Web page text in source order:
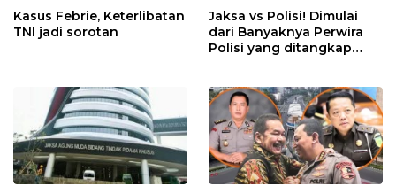
Kasus Febrie, Keterlibatan
TNI jadi sorotan
Jaksa vs Polisi! Dimulai
dari Banyaknya Perwira
Polisi yang ditangkap